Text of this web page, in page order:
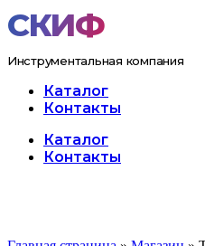
Перейти
к
Инструментальная компания
Каталог
Контакты
МенюКаталог
Контакты